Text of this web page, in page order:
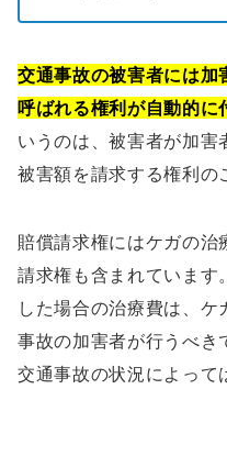
交通事故の被害者には加
呼ばれる権利が自動的に
いうのは、被害者が加害
被害額を請求する権利の
賠償請求権にはケガの治
請求権も含まれています
した場合の治療費は、
事故の加害者が行うべき
交通事故の状況によって